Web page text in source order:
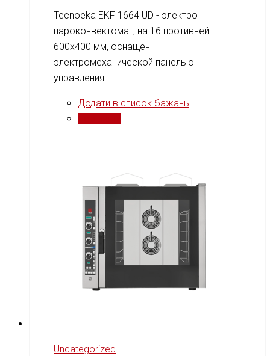
Tecnoeka EKF 1664 UD - электро
пароконвектомат, на 16 противней
600x400 мм, оснащен
электромеханической панелью
управления.
Додати в список бажань
Uncategorized